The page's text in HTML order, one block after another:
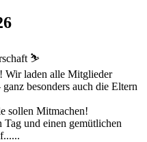
⛷️
Wir laden alle Mitglieder
besonders auch die Eltern
sollen Mitmachen!
und einen gemütlichen